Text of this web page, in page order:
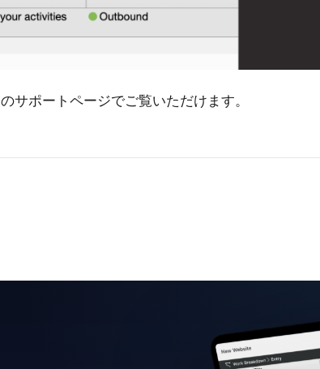
のサポートページでご覧いただけます。